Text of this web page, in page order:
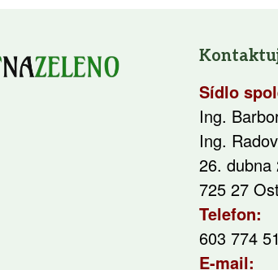
Sídlo
Ing.
Ing.
26. dubna
725 27
Telefon:
603 774
E-mail: